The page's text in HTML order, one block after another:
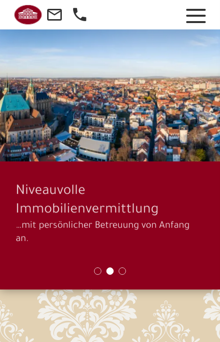
Niveauvolle
Immobilienvermittlung
…mit persönlicher Betreuung von Anfang
an.